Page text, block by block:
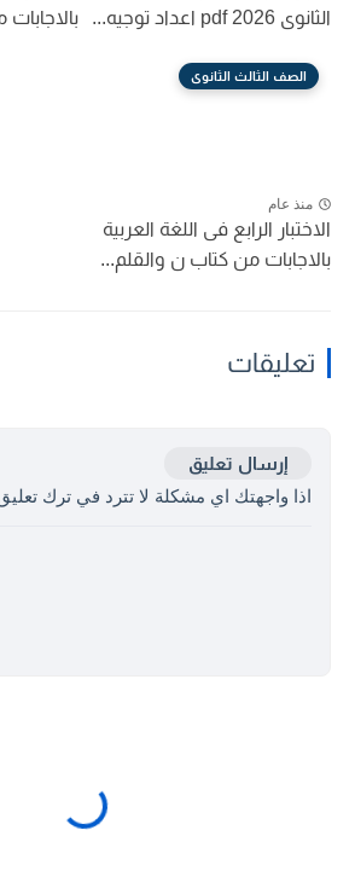
الثانوى 2026 pdf اعداد توجيه...
الصف الثالث الثانوى
منذ عام
الاختبار الرابع فى اللغة العربية
بالاجابات من كتاب ن والقلم...
تعليقات
إرسال تعليق
اذا واجهتك اي مشكلة لا تترد في ترك تعليق